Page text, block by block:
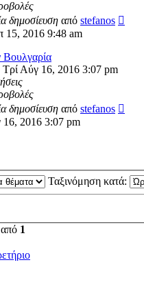
δημοσίευση από stefanos
15, 2016 9:48 am
Βουλγαρία
Τρί Αύγ 16, 2016 3:07 pm
δημοσίευση από stefanos
16, 2016 3:07 pm
Ταξινόμηση κατά:
από 1